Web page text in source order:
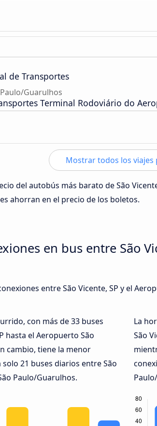
de Transportes
Guarulhos
Terminal Rodoviário do
Mostrar todos los viajes
del autobús más barato de São
ahorran en el precio de los boletos.
en bus entre São
entre São Vicente, SP y el
con más de 33 buses
hasta el Aeropuerto São
cambio, tiene la menor
21 buses diarios entre São
Paulo/Guarulhos.
La
São